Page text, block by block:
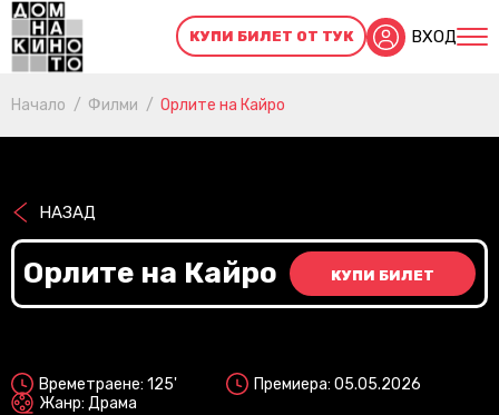
КУПИ БИЛЕТ ОТ ТУК ВХОД
Начало Филми Орлите на Кайро
НАЗАД
Орлите на Кайро КУПИ БИЛЕТ
Времетраене: 125'
Премиера: 05.05.2026
Жанр: Драма